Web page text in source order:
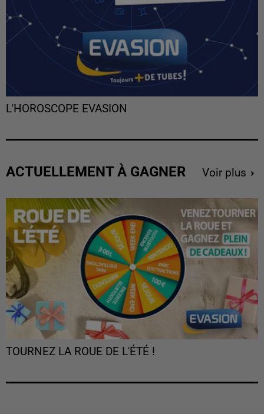
L'HOROSCOPE EVASION
ACTUELLEMENT À GAGNER Voir plus
TOURNEZ LA ROUE DE L'ÉTÉ !